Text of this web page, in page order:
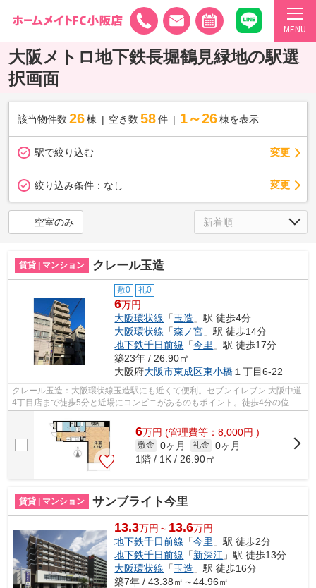
MENU
大阪メトロ地下鉄長堀鶴見緑地の駅選
択画面
該当物件数 26棟 空き数 58 件 1～26 棟を表示
駅で絞り込む 変更
絞り込み条件： なし 変更
空室のみ
賃貸 | マンション クレール玉造
敷0 礼0
6万円
大阪環状線 「玉造 」駅 徒歩4分
大阪環状線 「森ノ宮 」駅 徒歩14分
地下鉄千日前線 「今里 」駅 徒歩17分
築23年 / 26.90㎡
大阪府大阪市東成区東小橋 １丁目6-22
クレール玉造：大阪環状線玉造駅にも近くて便利。セブンイレブン 大阪中道
4丁目店まで徒歩5分と近場にコンビニがあるのもポイント。徒歩4分の位置
6万円 (管理費等：8,000円 )
敷金 0ヶ月 礼金 0ヶ月
1階 / 1K / 26.90㎡
賃貸 | マンション サンブライト今里
13.3万円～ 13.6万円
地下鉄千日前線 「今里 」駅 徒歩2分
地下鉄千日前線 「新深江 」駅 徒歩13分
大阪環状線 「玉造 」駅 徒歩16分
築7年 / 43.38㎡～44.96㎡